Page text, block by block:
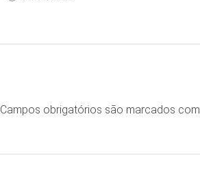
Campos obrigatórios são marcados com